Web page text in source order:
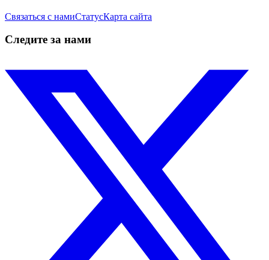
Связаться с намиСтатусКарта сайта
Следите за нами